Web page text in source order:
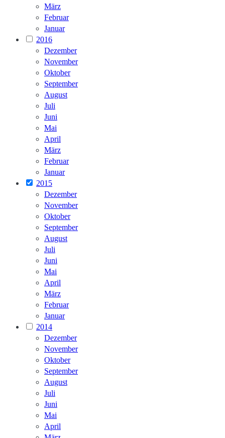
März
Februar
Januar
2016
Dezember
November
Oktober
September
August
Juli
Juni
Mai
April
März
Februar
Januar
2015
Dezember
November
Oktober
September
August
Juli
Juni
Mai
April
März
Februar
Januar
2014
Dezember
November
Oktober
September
August
Juli
Juni
Mai
April